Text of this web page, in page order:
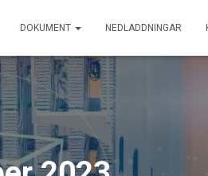
DOKUMENT NEDLADDNINGAR